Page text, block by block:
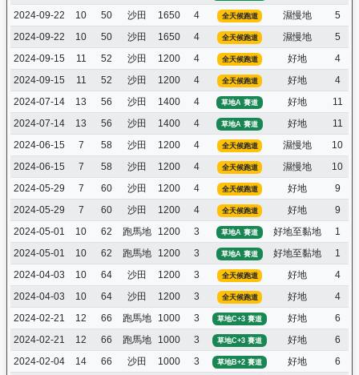
2024-09-22
10 50 沙田 1650 4 全天候跑道 濕慢地 5
2024-09-22
10 50 沙田 1650 4 全天候跑道 濕慢地 5
2024-09-15
11 52 沙田 1200 4 全天候跑道 好地 4
2024-09-15
11 52 沙田 1200 4 全天候跑道 好地 4
2024-07-14
13 56 沙田 1400 4 草地A 賽道 好地 11
2024-07-14
13 56 沙田 1400 4 草地A 賽道 好地 11
2024-06-15
7 58 沙田 1200 4 全天候跑道 濕慢地 10
2024-06-15
7 58 沙田 1200 4 全天候跑道 濕慢地 10
2024-05-29
7 60 沙田 1200 4 全天候跑道 好地 9
2024-05-29
7 60 沙田 1200 4 全天候跑道 好地 9
2024-05-01
10 62 跑馬地 1200 3 草地A 賽道 好地至黏地 1
2024-05-01
10 62 跑馬地 1200 3 草地A 賽道 好地至黏地 1
2024-04-03
10 64 沙田 1200 3 全天候跑道 好地 4
2024-04-03
10 64 沙田 1200 3 全天候跑道 好地 4
2024-02-21
12 66 跑馬地 1000 3 草地C+3 賽道 好地 6
2024-02-21
12 66 跑馬地 1000 3 草地C+3 賽道 好地 6
2024-02-04
14 66 沙田 1000 3 草地B+2 賽道 好地 6